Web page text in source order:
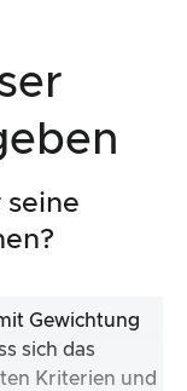
seine
Gewichtung
sich das
Kriterien und